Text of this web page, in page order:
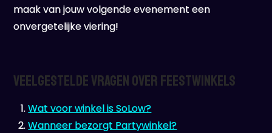
maak van jouw volgende evenement een
onvergetelijke viering!
Veelgestelde Vragen over Feestwinkels
Wat voor winkel is SoLow?
Wanneer bezorgt Partywinkel?